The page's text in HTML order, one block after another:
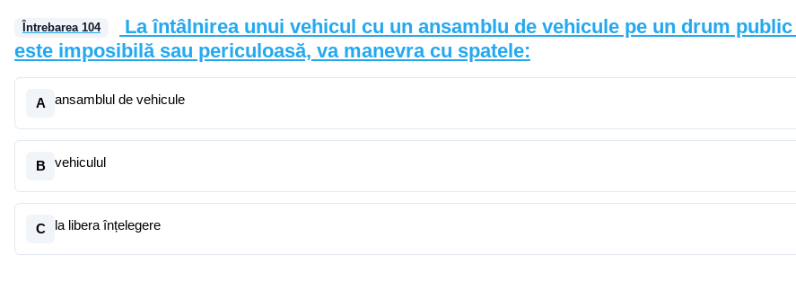
Întrebarea 104
La întâlnirea unui vehicul cu un ansamblu de vehicule pe un drum
este imposibilă sau periculoasă, va manevra cu spatele:
A ansamblul de vehicule
B vehiculul
C la libera înțelegere